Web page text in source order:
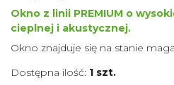
Okno z linii PREMIUM o
cieplnej i akustycznej.
Okno znajduje się na stanie
Dostępna ilość: 1 szt.